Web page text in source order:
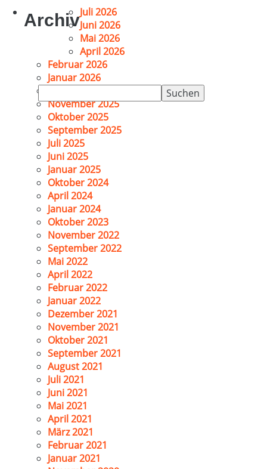
Suchen
nach:
ArchivJuli 2026
Juni 2026
Mai 2026
April 2026
Februar 2026
Januar 2026
November 2025
Oktober 2025
September 2025
Juli 2025
Juni 2025
Januar 2025
Oktober 2024
April 2024
Januar 2024
Oktober 2023
November 2022
September 2022
Mai 2022
April 2022
Februar 2022
Januar 2022
Dezember 2021
November 2021
Oktober 2021
September 2021
August 2021
Juli 2021
Juni 2021
Mai 2021
April 2021
März 2021
Februar 2021
Januar 2021